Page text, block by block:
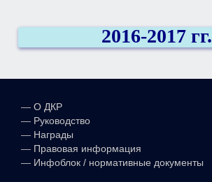
2016-2017 гг.
— О ДКР
— Руководство
— Награды
— Правовая информация
— Инфоблок / нормативные документы